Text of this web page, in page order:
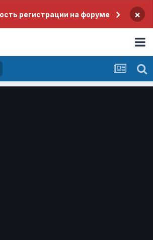
регистрации на форуме ×